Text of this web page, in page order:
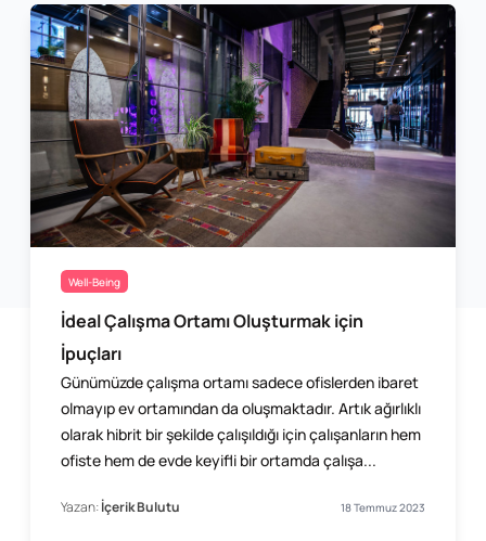
Well-Being
İdeal Çalışma Ortamı Oluşturmak için
İpuçları
Günümüzde çalışma ortamı sadece ofislerden ibaret
olmayıp ev ortamından da oluşmaktadır. Artık ağırlıklı
olarak hibrit bir şekilde çalışıldığı için çalışanların hem
ofiste hem de evde keyifli bir ortamda çalışa...
Yazan:İçerik Bulutu 18 Temmuz 2023